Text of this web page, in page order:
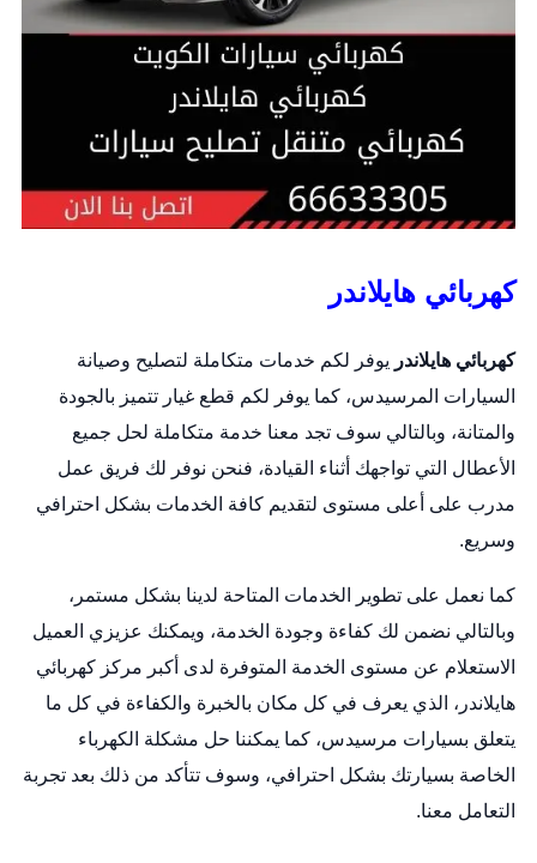
كهربائي هايلاندر
كهربائي هايلاندر يوفر لكم خدمات متكاملة لتصليح وصيانة
السيارات المرسيدس، كما يوفر لكم قطع غيار تتميز بالجودة
والمتانة، وبالتالي سوف تجد معنا خدمة متكاملة لحل جميع
الأعطال التي تواجهك أثناء القيادة، فنحن نوفر لك فريق عمل
مدرب على أعلى مستوى لتقديم كافة الخدمات بشكل احترافي
وسريع.
كما نعمل على تطوير الخدمات المتاحة لدينا بشكل مستمر،
وبالتالي نضمن لك كفاءة وجودة الخدمة، ويمكنك عزيزي العميل
الاستعلام عن مستوى الخدمة المتوفرة لدى أكبر مركز كهربائي
هايلاندر، الذي يعرف في كل مكان بالخبرة والكفاءة في كل ما
يتعلق بسيارات مرسيدس، كما يمكننا حل مشكلة الكهرباء
الخاصة بسيارتك بشكل احترافي، وسوف تتأكد من ذلك بعد تجربة
التعامل معنا.